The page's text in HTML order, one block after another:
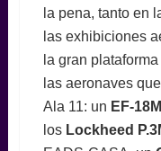
la pena, tanto en
las exhibiciones
la gran
las aeronaves
Ala 11: un EF-18M
los Lockheed